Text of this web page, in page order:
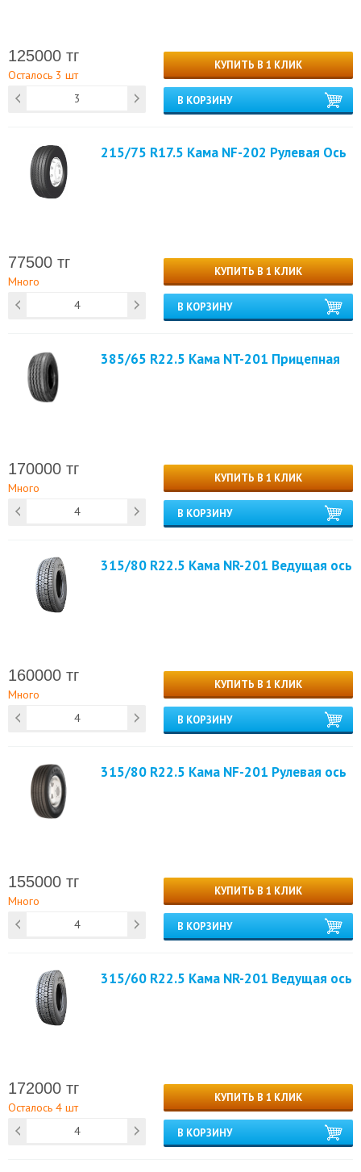
125000 тг
Осталось 3 шт
КУПИТЬ В 1 КЛИК
В КОРЗИНУ
215/75 R17.5 Кама NF-202 Рулевая Ось
77500 тг
Много
КУПИТЬ В 1 КЛИК
В КОРЗИНУ
385/65 R22.5 Кама NT-201 Прицепная
170000 тг
Много
КУПИТЬ В 1 КЛИК
В КОРЗИНУ
315/80 R22.5 Кама NR-201 Ведущая ось
160000 тг
Много
КУПИТЬ В 1 КЛИК
В КОРЗИНУ
315/80 R22.5 Кама NF-201 Рулевая ось
155000 тг
Много
КУПИТЬ В 1 КЛИК
В КОРЗИНУ
315/60 R22.5 Кама NR-201 Ведущая ось
172000 тг
Осталось 4 шт
КУПИТЬ В 1 КЛИК
В КОРЗИНУ